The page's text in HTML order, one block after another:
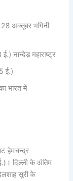
28 अक्तूबर भगिनी
नान्देड़ महाराष्ट्र
ई.)
भारत में
हेमचन्द्र
दिल्ली के अंतिम
सूरी के